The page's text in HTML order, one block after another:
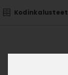
Kodinkalusteet